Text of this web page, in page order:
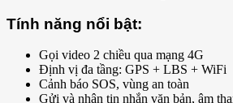
Tính năng nổi bật:
Gọi video 2 chiều qua mạng 4G
Định vị đa tầng: GPS + LBS + WiFi
Cảnh báo SOS, vùng an toàn
Gửi và nhận tin nhắn văn bản, âm